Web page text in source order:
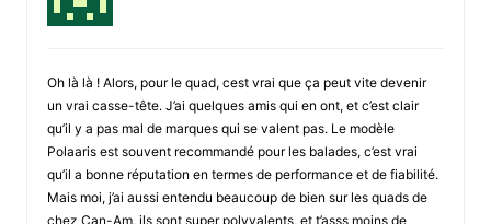
Oh là là ! Alors, pour le quad, cest vrai que ça peut vite devenir
un vrai casse-tête. J’ai quelques amis qui en ont, et c’est clair
qu’il y a pas mal de marques qui se valent pas. Le modèle
Polaaris est souvent recommandé pour les balades, c’est vrai
qu’il a bonne réputation en termes de performance et de fiabilité.
Mais moi, j’ai aussi entendu beaucoup de bien sur les quads de
chez Can-Am, ils sont super polyvalents, et t’asss moins de